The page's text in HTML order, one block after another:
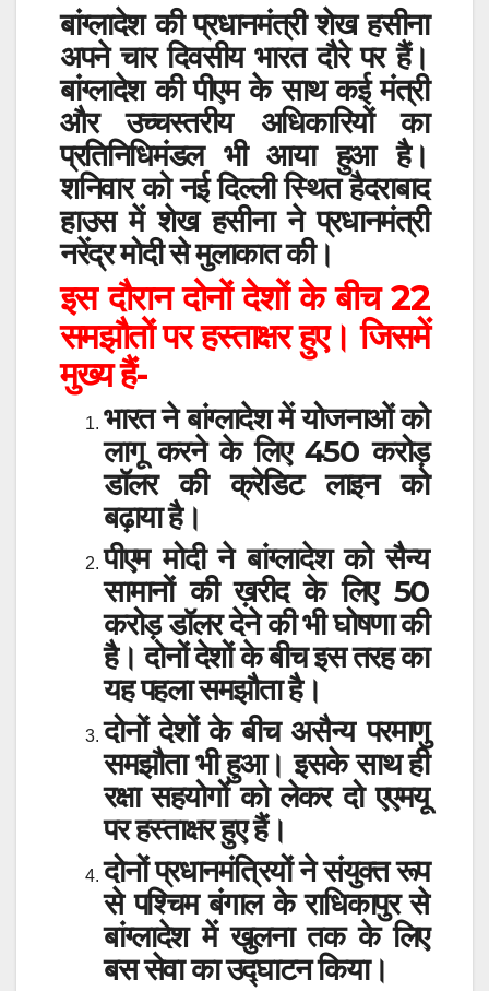
बांग्लादेश की प्रधानमंत्री शेख हसीना
अपने चार दिवसीय भारत दौरे पर हैं।
बांग्लादेश की पीएम के साथ कई मंत्री
और उच्चस्तरीय अधिकारियों का
प्रतिनिधिमंडल भी आया हुआ है।
शनिवार को नई दिल्ली स्थित हैदराबाद
हाउस में शेख हसीना ने प्रधानमंत्री
नरेंद्र मोदी से मुलाकात की।
इस दौरान दोनों देशों के बीच 22
समझौतों पर हस्ताक्षर हुए। जिसमें
मुख्य हैं-
भारत ने बांग्लादेश में योजनाओं को
लागू करने के लिए 450 करोड़
डॉलर की क्रेडिट लाइन को
बढ़ाया है।
पीएम मोदी ने बांग्लादेश को सैन्य
सामानों की ख़रीद के लिए 50
करोड़ डॉलर देने की भी घोषणा की
है। दोनों देशों के बीच इस तरह का
यह पहला समझौता है।
दोनों देशों के बीच असैन्य परमाणु
समझौता भी हुआ। इसके साथ ही
रक्षा सहयोगों को लेकर दो एएमयू
पर हस्ताक्षर हुए हैं।
दोनों प्रधानमंत्रियों ने संयुक्त रूप
से पश्चिम बंगाल के राधिकापुर से
बांग्लादेश में खुलना तक के लिए
बस सेवा का उद्घाटन किया।